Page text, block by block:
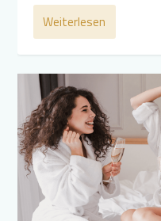
Weiterlesen